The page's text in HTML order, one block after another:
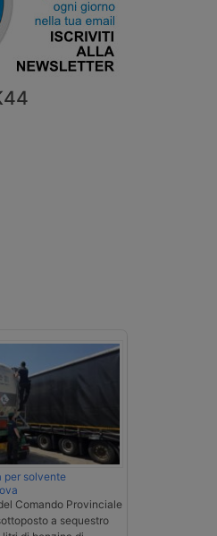
per solvente
Comando Provinciale
a sequestro